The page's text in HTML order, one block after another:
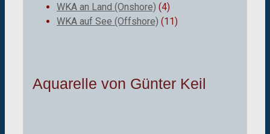
WKA an Land (Onshore) (4)
WKA auf See (Offshore) (11)
Aquarelle von Günter Keil